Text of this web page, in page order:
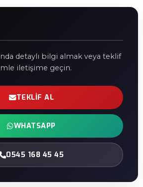
detaylı bilgi almak veya teklif
iletişime geçin.
TEKLIF AL
WHATSAPP
0545 168 45 45